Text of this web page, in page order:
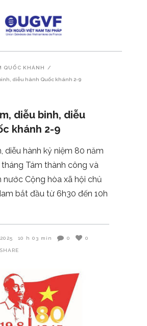
QUỐC KHÁNH /
diễu hành Quốc khánh 2-9
diễu binh, diễu
khánh 2-9
diễu hành kỷ niệm 80 năm
Tám thành công và
nước Cộng hòa xã hội chủ
bắt đầu từ 6h30 đến 10h
10 h 03 min 0 0
SHARE